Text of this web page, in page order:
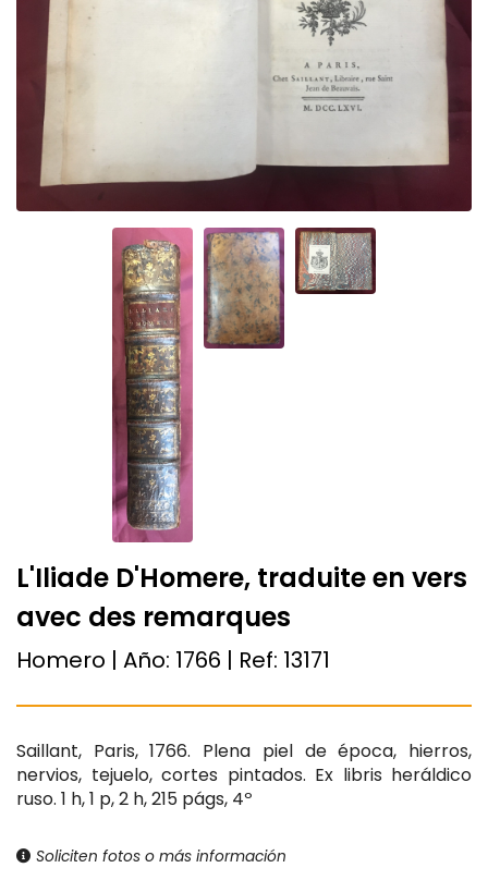
L'Iliade D'Homere, traduite en vers
avec des remarques
Homero | Año: 1766 | Ref: 13171
Saillant, Paris, 1766. Plena piel de época, hierros,
nervios, tejuelo, cortes pintados. Ex libris heráldico
ruso. 1 h, 1 p, 2 h, 215 págs, 4º
Soliciten fotos o más información